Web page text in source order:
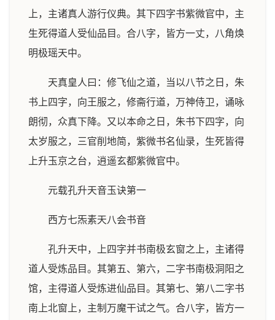
上，主诸真人游行仪典。其下四字书紫微官中，主
生死得道人受仙品目。合八字，皆方一丈，八角焕
明极瑶天中。
天真皇人曰：修飞仙之道，当以八节之日，朱
书上四字，向王服之，修斋行道，万神侍卫，诵咏
朗彻，众真下降。又以本命之日，朱书下四字，向
太岁服之，三官削地简，紫微书名仙录，生死皆得
上升玉京之台，逍遥玄都紫微官中。
元载孔升天音玉诀第一
西方七炁素天八会书音
孔升天中，上四字并书南极玄窗之上，主诸得
道人受炼品目。其第五、第六，二字书南极洞阳之
馆，主得道人受炼进仙品目。其第七、第八二字书
南上北窗上，主制万魔干试之气。合八字，皆方一